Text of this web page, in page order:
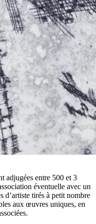
adjugées entre 500 et 3
éventuelle avec un
d’artiste tirés à petit nombre
aux œuvres uniques, en